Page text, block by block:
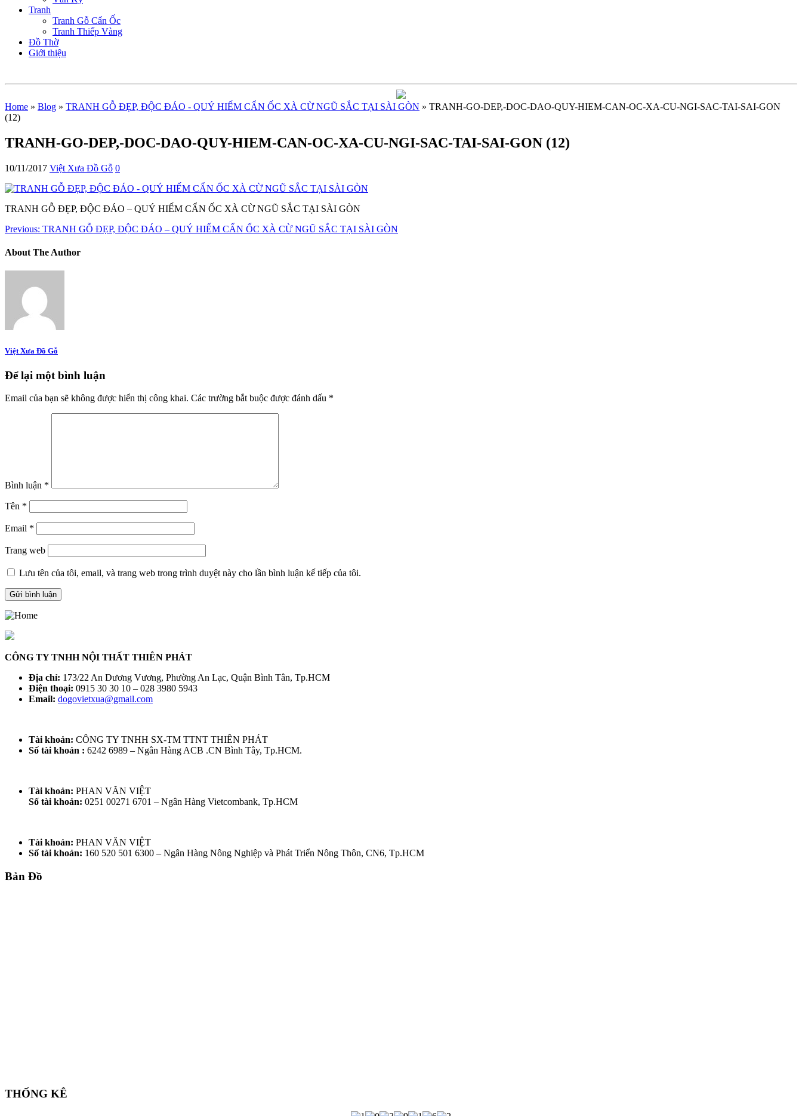
Tranh
Tranh Gỗ Cẩn Ốc
Tranh Thiếp Vàng
Đồ Thờ
Giới thiệu
Home » Blog » TRANH GỖ ĐẸP, ĐỘC ĐÁO - QUÝ HIẾM CẨN ỐC XÀ CỪ NGŨ SẮC TẠI SÀI GÒN » TRANH-GO-DEP,-DOC-DAO-QUY-HIEM-CAN-OC-XA-CU-NGI-SAC-TAI-SAI-GON
(12)
TRANH-GO-DEP,-DOC-DAO-QUY-HIEM-CAN-OC-XA-CU-NGI-SAC-TAI-SAI-GON (12)
10/11/2017 Việt Xưa Đồ Gỗ 0
TRANH GỖ ĐẸP, ĐỘC ĐÁO – QUÝ HIẾM CẨN ỐC XÀ CỪ NGŨ SẮC TẠI SÀI GÒN
Previous: TRANH GỖ ĐẸP, ĐỘC ĐÁO – QUÝ HIẾM CẨN ỐC XÀ CỪ NGŨ SẮC TẠI SÀI GÒN
About The Author
Việt Xưa Đồ Gỗ
Để lại một bình luận
Email của bạn sẽ không được hiển thị công khai. Các trường bắt buộc được đánh dấu *
Bình luận *
Tên *
Email *
Trang web
Lưu tên của tôi, email, và trang web trong trình duyệt này cho lần bình luận kế tiếp của tôi.
CÔNG TY TNHH NỘI THẤT THIÊN PHÁT
Địa chỉ: 173/22 An Dương Vương, Phường An Lạc, Quận Bình Tân, Tp.HCM
Điện thoại: 0915 30 30 10 – 028 3980 5943
Email: dogovietxua@gmail.com
Tài khoản: CÔNG TY TNHH SX-TM TTNT THIÊN PHÁT
Số tài khoản : 6242 6989 – Ngân Hàng ACB .CN Bình Tây, Tp.HCM.
Tài khoản: PHAN VĂN VIỆT
Số tài khoản: 0251 00271 6701 – Ngân Hàng Vietcombank, Tp.HCM
Tài khoản: PHAN VĂN VIỆT
Số tài khoản: 160 520 501 6300 – Ngân Hàng Nông Nghiệp và Phát Triển Nông Thôn, CN6, Tp.HCM
Bản Đồ
THỐNG KÊ